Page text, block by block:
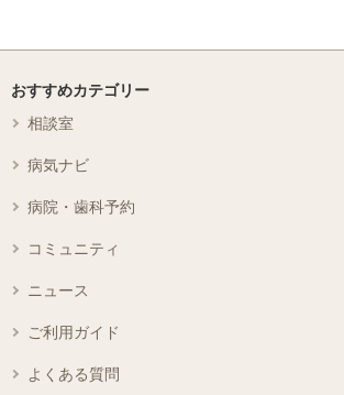
おすすめカテゴリー
相談室
病気ナビ
病院・歯科予約
コミュニティ
ニュース
ご利用ガイド
よくある質問